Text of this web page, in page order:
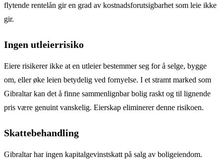
flytende rentelån gir en grad av kostnadsforutsigbarhet som leie ikke
gir.
Ingen utleierrisiko
Eiere risikerer ikke at en utleier bestemmer seg for å selge, bygge
om, eller øke leien betydelig ved fornyelse. I et stramt marked som
Gibraltar kan det å finne sammenlignbar bolig raskt og til lignende
pris være genuint vanskelig. Eierskap eliminerer denne risikoen.
Skattebehandling
Gibraltar har ingen kapitalgevinstskatt på salg av boligeiendom.